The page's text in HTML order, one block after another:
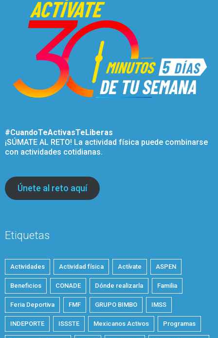
#CuandoTeActivasTeLiberas
¡SÚMATE AL RETO! La actividad física puede combinarse
con actividades cotidianas.
Únete al reto aquí
Etiquetas
Actividades Actividad física Actívate ASPEN
Beneficios CONADE Dónde realizarla Familia
Feria Deportiva FMF GRUPO BIMBO IMSS
INDEPORTE ISSSTE Mexicanos Activos Programas